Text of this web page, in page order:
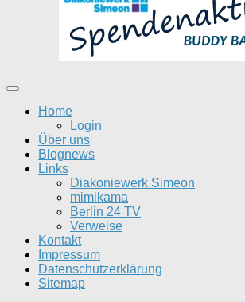
Home
Login
Über uns
Blognews
Links
Diakoniewerk Simeon
mimikama
Berlin 24 TV
Verweise
Kontakt
Impressum
Datenschutzerklärung
Sitemap